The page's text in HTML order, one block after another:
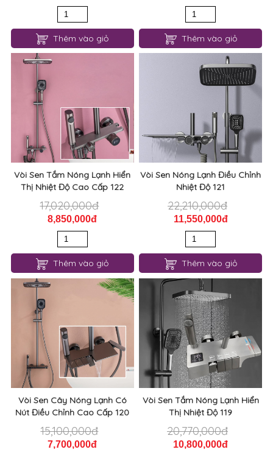
Thêm vào giỏ Thêm vào giỏ
Vòi Sen Tắm Nóng Lạnh Hiển
Thị Nhiệt Độ Cao Cấp 122
17,020,000đ
8,850,000đ
Thêm vào giỏ
Vòi Sen Nóng Lạnh Điều Chỉnh
Nhiệt Độ 121
22,210,000đ
11,550,000đ
Thêm vào giỏ
Vòi Sen Cây Nóng Lạnh Có
Nút Điều Chỉnh Cao Cấp 120
15,100,000đ
7,700,000đ
Vòi Sen Tắm Nóng Lạnh Hiển
Thị Nhiệt Độ 119
20,770,000đ
10,800,000đ